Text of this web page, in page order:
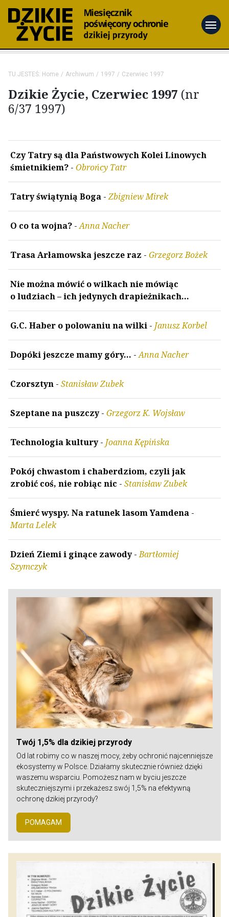
menu
TU JESTEŚ: Home Archiwum 1997 Czerwiec 1997
Dzikie Życie, Czerwiec 1997 (nr
6/37 1997)
Czy Tatry są dla Państwowych Kolei Linowych
śmietnikiem? - Obrońcy Tatr
Tatry świątynią Boga -Zbigniew Mirek
O co ta wojna? -Anna Nacher
Trasa Arłamowska jeszcze raz - Grzegorz Bożek
Nie można mówić o wilkach nie mówiąc
o ludziach – ich jedynych drapieżnikach...
G.C. Haber o polowaniu na wilki - Janusz Korbel
Dopóki jeszcze mamy góry… -Anna Nacher
Czorsztyn - Stanisław Zubek
Szeptane na puszczy- Grzegorz K. Wojsław
Technologia kultury- Joanna Kępińska
Pokój chwastom i chaberdziom, czyli jak
zrobić coś, nie robiąc nic - Stanisław Zubek
Śmierć wyspy. Na ratunek lasom Yamdena -
Marta Lelek
Dzień Ziemi i ginące zawody-Bartłomiej
Szymczyk
Twój 1,5% dla dzikiej przyrody
Od lat robimy co w naszej mocy, żeby ochronić najcenniejsze
ekosystemy w Polsce. Działamy skutecznie również dzięki
waszemu wsparciu. Pomożesz nam w byciu jeszcze
skuteczniejszymi i przekażesz swój 1,5% na efektywną
ochronę dzikiej przyrody?
POMAGAM